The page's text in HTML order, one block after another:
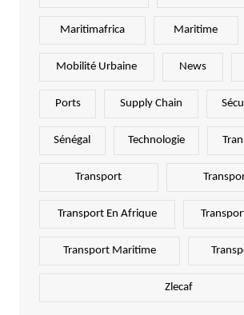
Maritimafrica Maritime
Mobilité Urbaine News
Ports Supply Chain
Sénégal Technologie
Transport
Transport En Afrique
Transport Maritime
Zlecaf